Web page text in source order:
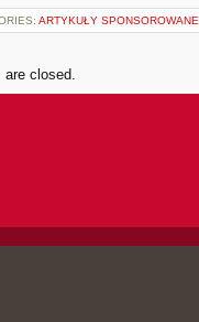
ARTYKUŁY SPONSOROWANE
are closed.